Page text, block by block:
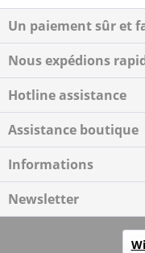
Un paiement sûr et
Nous expédions
Hotline assistance
Assistance boutique
Informations
Newsletter